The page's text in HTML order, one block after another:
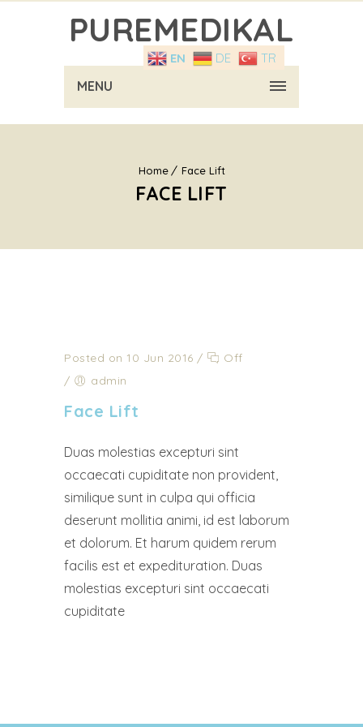
PUREMEDIKAL
MENU
Home Face Lift
FACE LIFT
Posted on 10 Jun 2016 /
Off
/
admin
Face Lift
Duas molestias excepturi sint
occaecati cupiditate non provident,
similique sunt in culpa qui officia
deserunt mollitia animi, id est laborum
et dolorum. Et harum quidem rerum
facilis est et expedituration. Duas
molestias excepturi sint occaecati
cupiditate
EN DE TR